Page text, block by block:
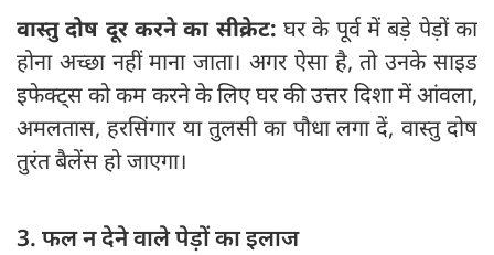
वास्तु दोष दूर करने का सीक्रेट: घर के पूर्व में बड़े पेड़ों का
होना अच्छा नहीं माना जाता। अगर ऐसा है, तो उनके साइड
इफेक्ट्स को कम करने के लिए घर की उत्तर दिशा में आंवला,
अमलतास, हरसिंगार या तुलसी का पौधा लगा दें, वास्तु दोष
तुरंत बैलेंस हो जाएगा।
3. फल न देने वाले पेड़ों का इलाज